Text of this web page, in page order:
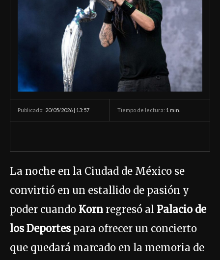
Publicado: 20/05/2026 | 13:57 Tiempo de lectura: 1 min.
La noche en la Ciudad de México se
convirtió en un estallido de pasión y
poder cuando Korn regresó al Palacio de
los Deportes para ofrecer un concierto
que quedará marcado en la memoria de